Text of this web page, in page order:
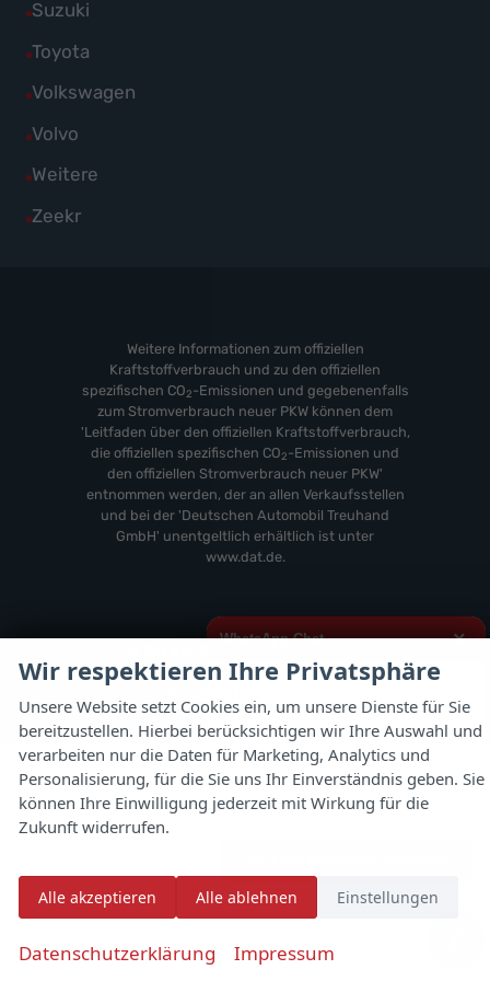
WhatsApp Chat ×
ich interessiere mich für das oben
genannte Fahrzeug und freue mich
über Eure Kontaktaufnahme.
Viele Grüße
anzeigen
SEAT
anzeigen
Skoda
anzeigen
Suzuki
Alle
Fahrzeuge
Suzuki
anzeigen
Toyota
Alle
Fahrzeuge
Toyota
anzeigen
Volkswagen
Alle
Fahrzeuge
Volkswagen
anzeigen
Volvo
Alle
Fahrzeuge
Volvo
Weitere
Alle
Fahrzeuge
Zeekr
Alle
Weitere Informationen zum offiziellen
Kraftstoffverbrauch und zu den offiziellen
spezifischen CO2-Emissionen und gegebenenfalls
zum Stromverbrauch neuer PKW können dem
'Leitfaden über den offiziellen Kraftstoffverbrauch,
die offiziellen spezifischen CO2-Emissionen und
den offiziellen Stromverbrauch neuer PKW'
entnommen werden, der an allen Verkaufsstellen
und bei der 'Deutschen Automobil Treuhand
GmbH' unentgeltlich erhältlich ist unter
www.dat.de.
Wir respektieren Ihre Privatsphäre
Unsere Website setzt Cookies ein, um unsere Dienste für Sie
bereitzustellen. Hierbei berücksichtigen wir Ihre Auswahl und
verarbeiten nur die Daten für Marketing, Analytics und
Personalisierung, für die Sie uns Ihr Einverständnis geben. Sie
können Ihre Einwilligung jederzeit mit Wirkung für die
Zukunft widerrufen.
Alle akzeptieren Alle ablehnen Einstellungen
Datenschutzerklärung Impressum